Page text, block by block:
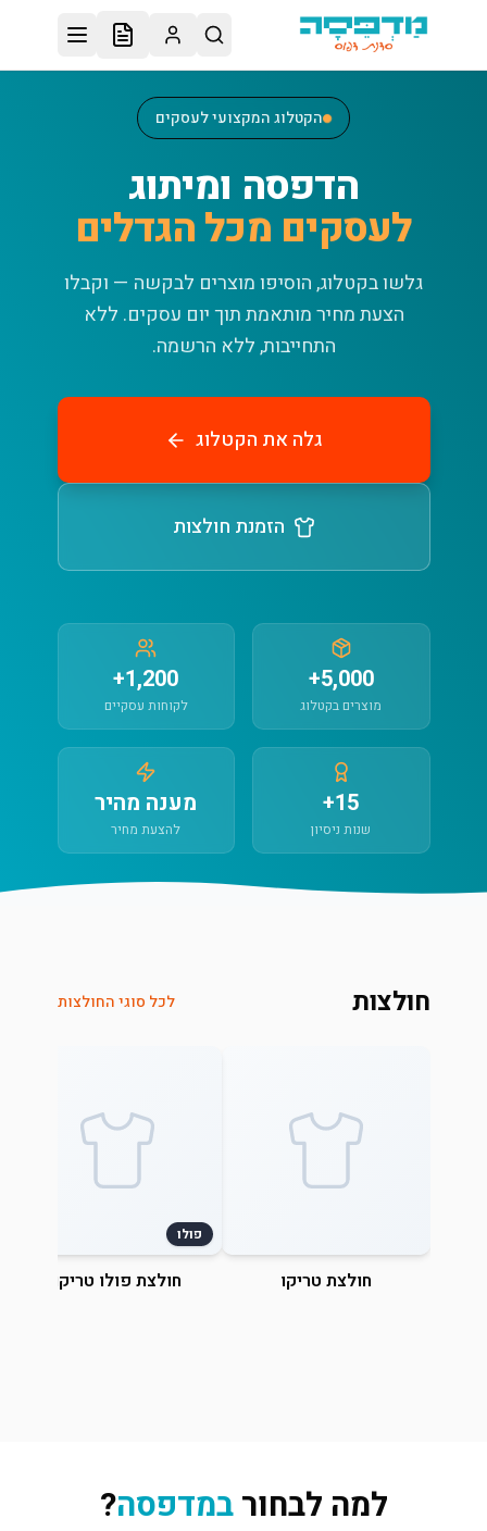
דלג לתוכן הראשי
הקטלוג המקצועי לעסקים
הדפסה ומיתוג
לעסקים מכל הגדלים
גלשו בקטלוג, הוסיפו מוצרים לבקשה — וקבלו
הצעת מחיר מותאמת תוך יום עסקים. ללא
התחייבות, ללא הרשמה.
גלה את הקטלוג
הזמנת חולצות
5,000+
מוצרים בקטלוג
1,200+
לקוחות עסקיים
15+
שנות ניסיון
מענה מהיר
להצעת מחיר
חולצות לכל סוגי החולצות
חולצת טריקו
פולו
חולצת פולו טריקו
למה לבחורבמדפסה?